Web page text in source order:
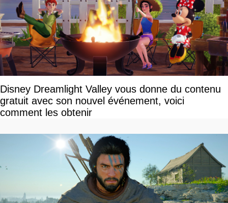
Disney Dreamlight Valley vous donne du contenu
gratuit avec son nouvel événement, voici
comment les obtenir